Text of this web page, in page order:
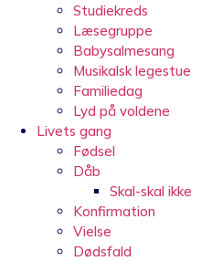
Studiekreds
Læsegruppe
Babysalmesang
Musikalsk legestue
Familiedag
Lyd på voldene
Livets gang
Fødsel
Dåb
Skal-skal ikke
Konfirmation
Vielse
Dødsfald